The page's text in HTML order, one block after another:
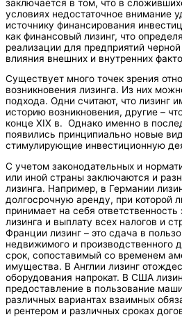
заключается в том, что в
условиях недостаточное внимание
источнику финансирования
как финансовый лизинг, что
реализации для предприятий
влияния внешних и внутренних
Существует много точек зрения
возникновения лизинга. Из них
подхода. Одни считают, что лизинг
историю возникновения, другие –
конце XIX в. Однако именно в
появились принципиально новые
стимулирующие инвестиционную
С учетом законодательных и
или иной страны заключаются и
лизинга. Например, в Германии
долгосрочную аренду, при которой
принимает на себя
лизинга и выплату всех налогов и
Франции лизинг – это сдача в
недвижимого и производственного
срок, сопоставимый со временем
имущества. В Англии лизинг
оборудования напрокат. В США
предоставление в пользование
различных вариантах взаимных
и рентером и различных сроках